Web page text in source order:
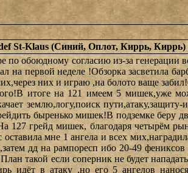
St-Klaus (Синий, Оплот, Киррь, Киррь)
по обоюдному согласию из-за генерации
на первой неделе !Обзорка засветила
них и играю ,на болото ваще
итоге на 121 имеем 5 мишек,уже
землю,логу,поиск
быренько мишек!В подземке беру
127 грейд мишек, благодаря четырём
мне 1 ангела и всех
дд на рампоресп ибо 20-49
такой если соперник не будет
идёт в атаку ,но его 5 ангелов